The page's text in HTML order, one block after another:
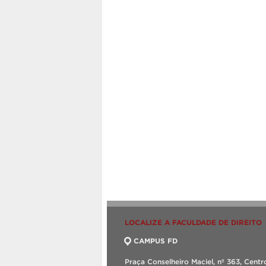
LOCALIZE A FACULDADE DE DIREITO
CAMPUS FD
Praça Conselheiro Maciel, nº 363,